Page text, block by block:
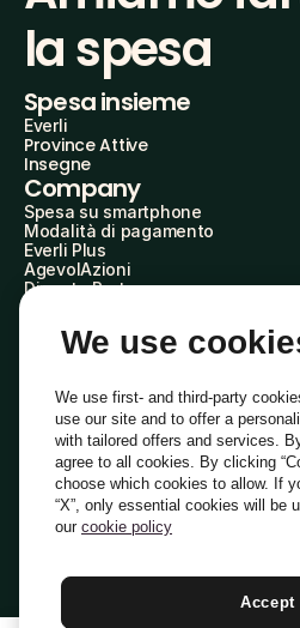
la spesa
Spesa insieme
Everli
Province Attive
Insegne
Company
Spesa su smartphone
Modalità di pagamento
Everli Plus
AgevolAzioni
Diventa Partner
Everli Shoppers
About Us
Everli News
Domande frequenti
Lavora con noi
Diventa Shopper
Investitori
PrivacyCookie
Termini e Condizioni
Indirizzo PEC: everli@pec.it -
We use
We use first- and third-party
use our site and to offer a
with tailored offers and services.
agree to all cookies. By clicking
choose which cookies to allow. If
“X”, only essential cookies will be
our cookie policy
Accept